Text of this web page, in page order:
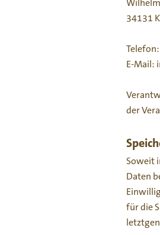
34131
E-Mail:
der
Soweit
Daten
für die